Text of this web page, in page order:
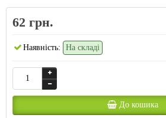
62 грн.
Наявність: На складі
До кошика